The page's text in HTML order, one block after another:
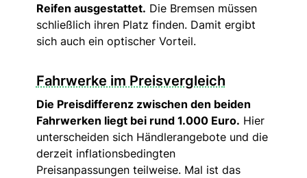
Reifen ausgestattet. Die Bremsen müssen
schließlich ihren Platz finden. Damit ergibt
sich auch ein optischer Vorteil.
Fahrwerke im Preisvergleich
Die Preisdifferenz zwischen den beiden
Fahrwerken liegt bei rund 1.000 Euro. Hier
unterscheiden sich Händlerangebote und die
derzeit inflationsbedingten
Preisanpassungen teilweise. Mal ist das